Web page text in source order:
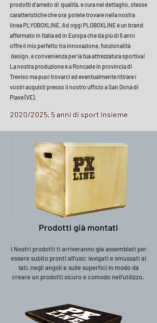
prodotti d'arredo di qualità, e cura nel dettaglio, stesse
caratteristiche che ora potete trovare nella nostra
linea PLYOBOXLINE. Ad oggi PLOBOXLINE è un brand
affermato in Italia ed in Europa che da più di 5 anni
offre il mix perfetto tra innovazione, funzionalità
design, e convenienza per la tua attrezzatura sportiva!
La nostra produzione è a Roncade in provincia di
Treviso ma puoi trovarci ed eventualmente ritirare i
vostri acquisti presso il nostro ufficio a San Donà di
Piave (VE).
2020/2025, 5 anni di sport insieme
Prodotti già montati
I Nostri prodotti ti arriveranno già assemblati per
essere subito pronti all'uso; levigati e smussati ai
lati, negli angoli e sulle superfici in modo da
creare un prodotti sicuro e comodo nell'utilizzo.